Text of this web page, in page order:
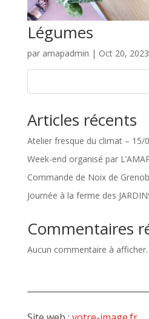
Légumes
par amapadmin | Oct 20, 2023
Articles récents
Atelier fresque du climat – 15/
Week-end organisé par
Commande de Noix de
Journée à la ferme des
Commentaires
Aucun commentaire à afficher.